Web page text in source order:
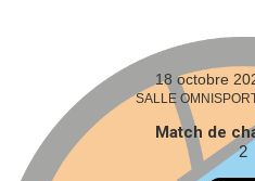
18 octobre
SALLE
Match de
2